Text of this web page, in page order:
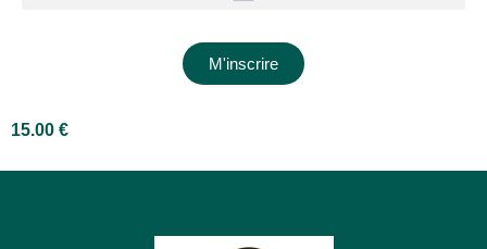
M'inscrire
15.00 €